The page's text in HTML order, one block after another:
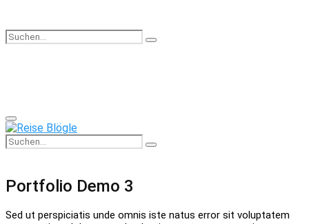
Search
Search
Primary
Menu
Search
for:
Search
Portfolio Demo 3
Sed ut perspiciatis unde omnis iste natus error sit voluptatem